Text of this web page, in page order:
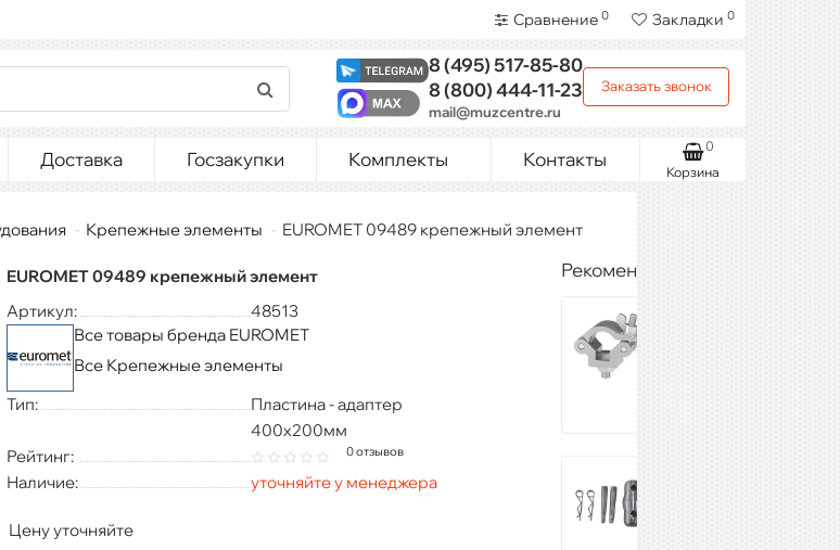
Сравнение 0 Закладки 0
8 (495)517-85-80
8 (800)444-11-23
mail@muzcentre.ru
Заказать звонок
Доставка Госзакупки Комплекты Контакты
Корзина
0
Крепежные элементы EUROMET 09489 крепежный элемент
EUROMET 09489 крепежный элемент
Артикул:
48513
Все товары бренда EUROMET
Все Крепежные элементы
Тип:
Пластина - адаптер
400х200мм
Рейтинг:
0 отзывов
Наличие: уточняйте у менеджера
Цену уточняйте
Рекомендуемые товары